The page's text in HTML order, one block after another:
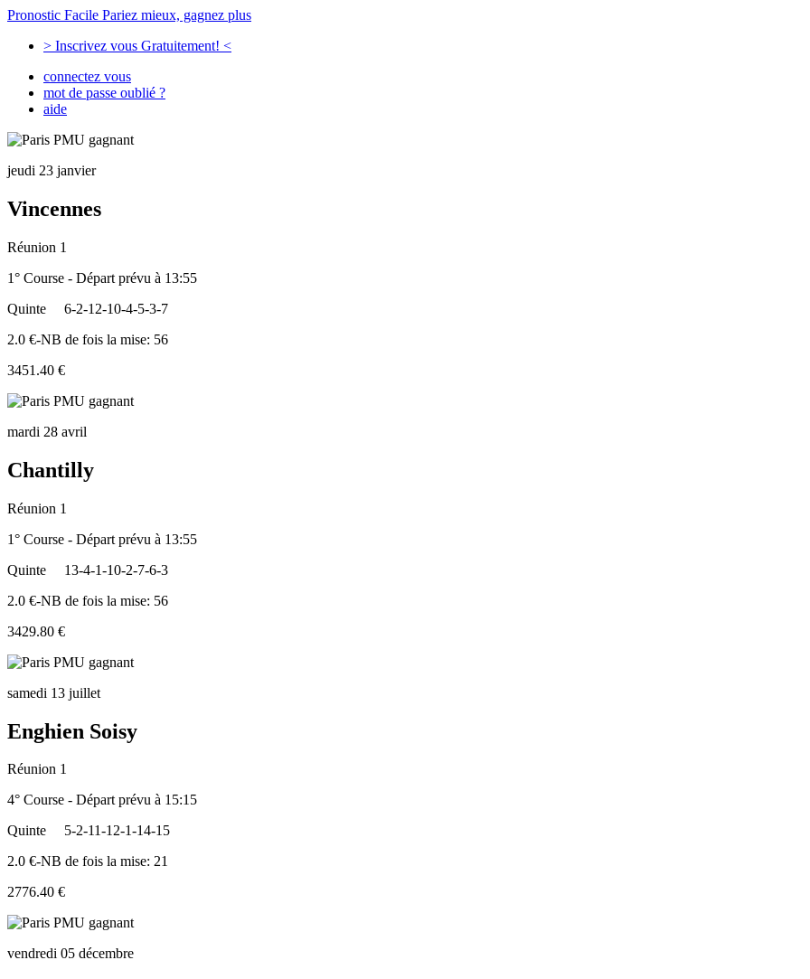
Pronostic Facile Pariez mieux, gagnez plus
> Inscrivez vous Gratuitement! <
connectez vous
mot de passe oublié ?
aide
jeudi 23 janvier
Vincennes
Réunion 1
1° Course - Départ prévu à 13:55
Quinte
6-2-12-10-4-5-3-7
2.0 €-NB de fois la mise: 56
3451.40 €
mardi 28 avril
Chantilly
Réunion 1
1° Course - Départ prévu à 13:55
Quinte
13-4-1-10-2-7-6-3
2.0 €-NB de fois la mise: 56
3429.80 €
samedi 13 juillet
Enghien Soisy
Réunion 1
4° Course - Départ prévu à 15:15
Quinte
5-2-11-12-1-14-15
2.0 €-NB de fois la mise: 21
2776.40 €
vendredi 05 décembre